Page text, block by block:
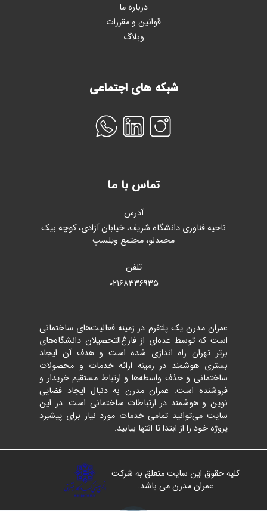
درباره ما
قوانین و مقررات
وبلاگ
شبکه های اجتماعی
تماس با ما
آدرس
ناحیه فناوری دانشگاه شریف، خیابان آزادی، کوچه بیک
محمدلو، مجتمع ویلسپ
تلفن
۰۲۱۶۸۳۳۶۹۳۵
عمران مدرن یک پلتفرم در زمینه فعالیت‌های ساختمانی
است که توسط عده‌ای از فارغ‌التحصیلان دانشگاه‌های
برتر تهران راه اندازی شده است و هدف آن ایجاد
بستری هوشمند در زمینه ارائه خدمات و محصولات
ساختمانی و حذف واسطه‌ها و ارتباط مستقیم خریدار و
فروشنده است. عمران مدرن به دنبال ایجاد فضایی
نوین و هوشمند در ارتباطات ساختمانی است. در این
سایت می‌توانید تمامی خدمات مورد نیاز برای پیشبرد
پروژه خود را از ابتدا تا انتها بیابید.
کلیه حقوق این سایت متعلق به شرکت
عمران مدرن می باشد.